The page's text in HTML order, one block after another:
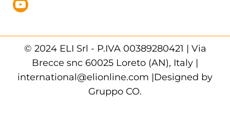
© 2024 ELI Srl - P.IVA 00389280421 | Via
Brecce snc 60025 Loreto (AN), Italy |
international@elionline.com |Designed by
Gruppo CO.